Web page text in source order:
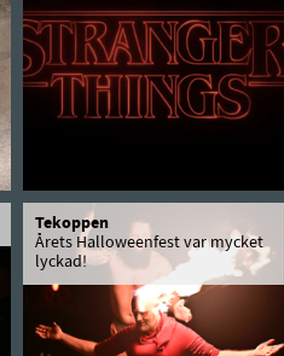
Tekoppen
Årets Halloweenfest var mycket
lyckad!